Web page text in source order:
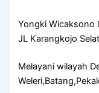
Yongki
JL Karangkojo
Melayani wilayah